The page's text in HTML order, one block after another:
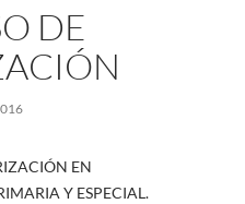
DE
EN
Y ESPECIAL.